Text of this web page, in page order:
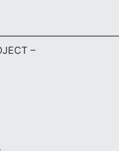
–